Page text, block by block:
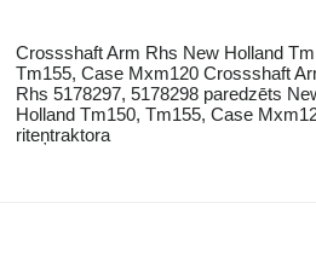
Crossshaft Arm Rhs New Holland
Tm155, Case Mxm120 Crossshaft
Rhs 5178297, 5178298 paredzēts
Holland Tm150, Tm155, Case
riteņtraktora